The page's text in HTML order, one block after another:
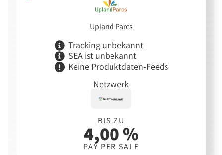
Upland Parcs
Tracking unbekannt
SEA ist unbekannt
Keine Produktdaten-Feeds
Netzwerk
BIS ZU
4,00 %
PAY PER SALE